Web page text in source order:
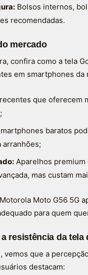
Bolsos internos,
recomendadas.
mercado
confira como a tela
em smartphones da
que oferecem
baratos
arranhões;
Aparelhos
mas custam
Moto G56 5G
para quem
resistência da tela
vemos que a
destacam: